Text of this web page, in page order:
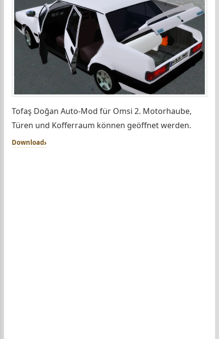
Tofaş Doğan Auto-Mod für Omsi 2. Motorhaube,
Türen und Kofferraum können geöffnet werden.
Download